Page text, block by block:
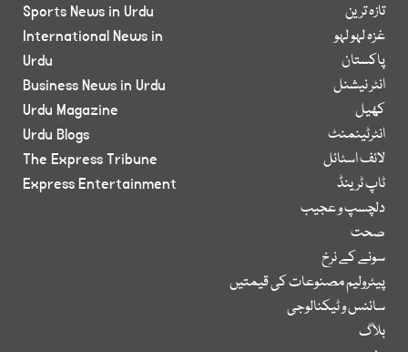
تازہ ترین
غزہ لہو لہو
پاکستان
انٹر نیشنل
کھیل
انٹرٹینمنٹ
لائف اسٹائل
ٹاپ ٹرینڈ
دلچسپ و عجیب
صحت
سونے کے نرخ
پیٹرولیم مصنوعات کی قیمتیں
سائنس و ٹیکنالوجی
بلاگ
Sports News in Urdu
International News in
Urdu
Business News in Urdu
Urdu Magazine
Urdu Blogs
The Express Tribune
Express Entertainment